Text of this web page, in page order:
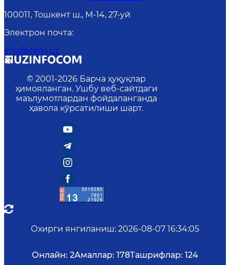
100011, Тошкент ш., М-14, 27-уй
Электрон почта:
info@cirns.uz.
© 2001-2026 Барча ҳуқуқлар
ҳимояланган. Ушбу веб-сайтдаги
маълумотлардан фойдаланганда
ҳавола кўрсатилиши шарт.
Охирги янгиланиш: 2026-08-07 16:34:05
Онлайн: 2Амаллар: 178Ташрифлар: 124